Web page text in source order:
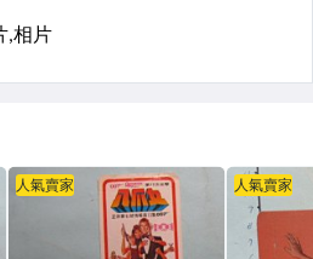
人氣賣家 人氣賣家